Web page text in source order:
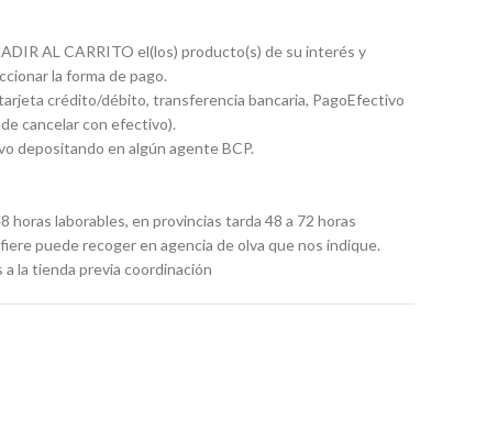
AL CARRITO el(los) producto(s) de su interés y
la forma de pago.
crédito/débito, transferencia bancaria, PagoEfectivo
cancelar con efectivo).
depositando en algún agente BCP.
horas laborables, en provincias tarda 48 a 72 horas
puede recoger en agencia de olva que nos indique.
a la tienda previa coordinación